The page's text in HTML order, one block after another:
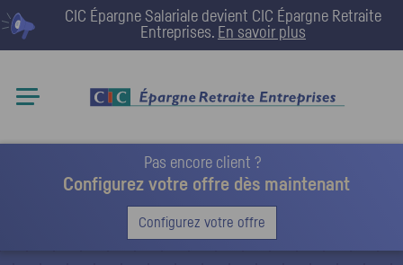
CIC Épargne Salariale devient CIC Épargne Retraite
Entreprises. En savoir plus
Pas encore client ?
Configurez votre offre dès maintenant
Configurez votre offre